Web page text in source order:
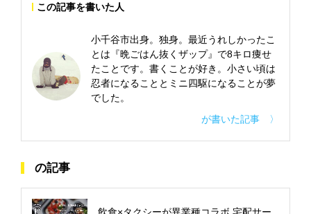
この記事を書いた人
小千谷市出身。独身。最近うれしかったこ
とは『晩ごはん抜くザップ』で8キロ痩せ
たことです。書くことが好き。小さい頃は
忍者になることとミニ四駆になることが夢
でした。
が書いた記事 〉
の記事